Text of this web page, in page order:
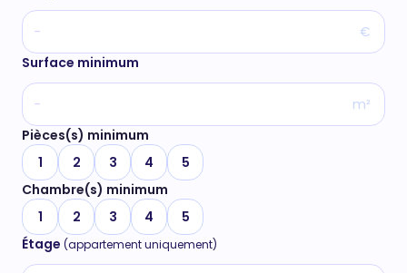
€
Surface minimum
m²
Pièces(s) minimum
1
2 3 4
5
Chambre(s) minimum
1
2 3 4
5
Étage (appartement uniquement)